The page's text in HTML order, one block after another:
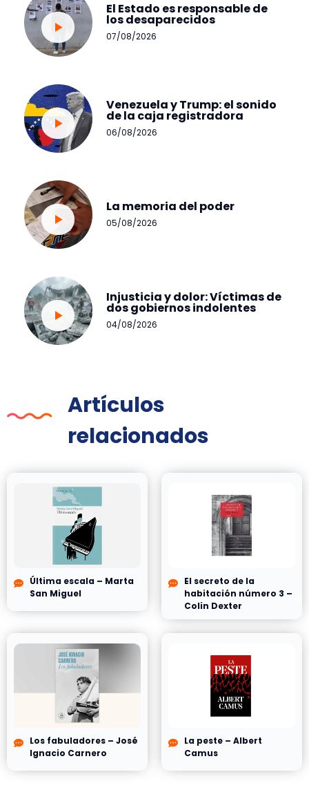
El Estado es responsable de
los desaparecidos
07/08/2026
Venezuela y Trump: el sonido
de la caja registradora
06/08/2026
La memoria del poder
05/08/2026
Injusticia y dolor: Víctimas de
dos gobiernos indolentes
04/08/2026
Artículos
relacionados
Última escala – Marta
San Miguel
El secreto de la
habitación número 3 –
Colin Dexter
Los fabuladores – José
Ignacio Carnero
La peste – Albert
Camus